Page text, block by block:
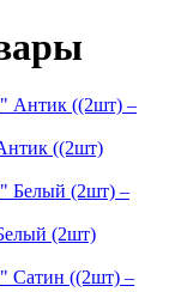
((2шт)
(2шт)